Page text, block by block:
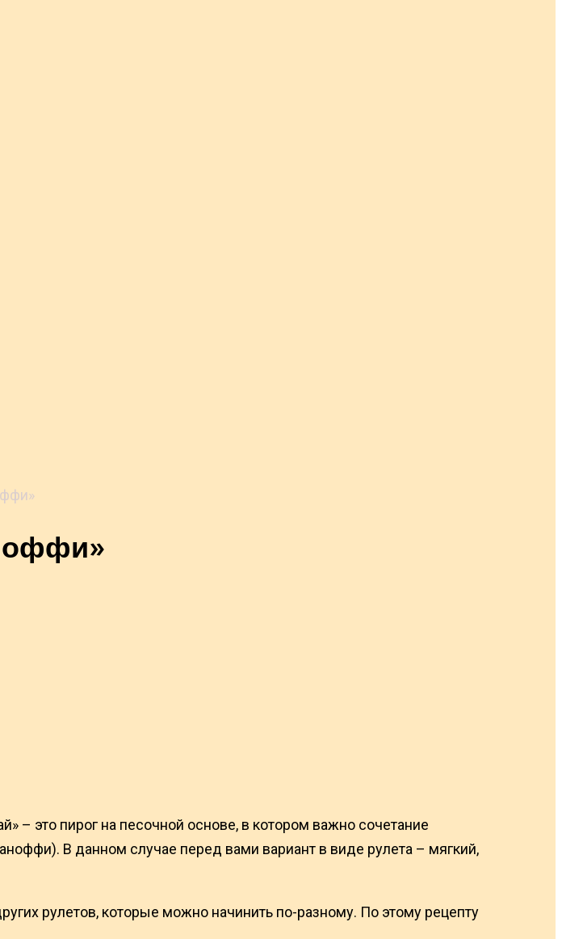
– это пирог на песочной основе, в котором важно сочетание
В данном случае перед вами вариант в виде рулета – мягкий,
рулетов, которые можно начинить по-разному. По этому рецепту